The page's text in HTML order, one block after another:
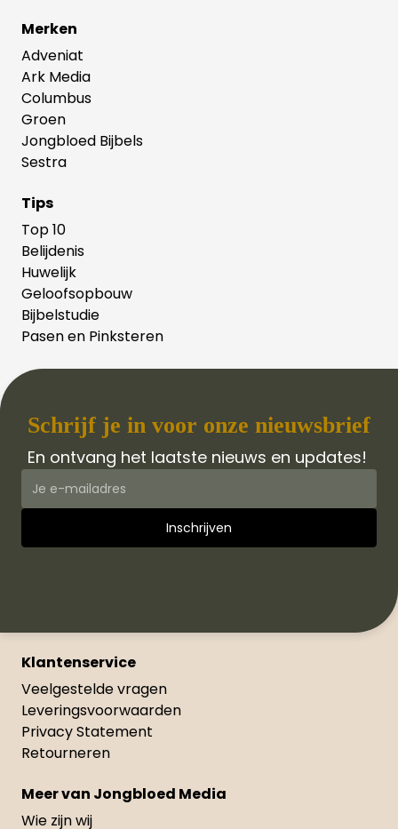
Merken
Adveniat
Ark Media
Columbus
Groen
Jongbloed Bijbels
Sestra
Tips
Top 10
Belijdenis
Huwelijk
Geloofsopbouw
Bijbelstudie
Pasen en Pinksteren
Schrijf je in voor onze nieuwsbrief
En ontvang het laatste nieuws en updates!
Klantenservice
Veelgestelde vragen
Leveringsvoorwaarden
Privacy Statement
Retourneren
Meer van Jongbloed Media
Wie zijn wij